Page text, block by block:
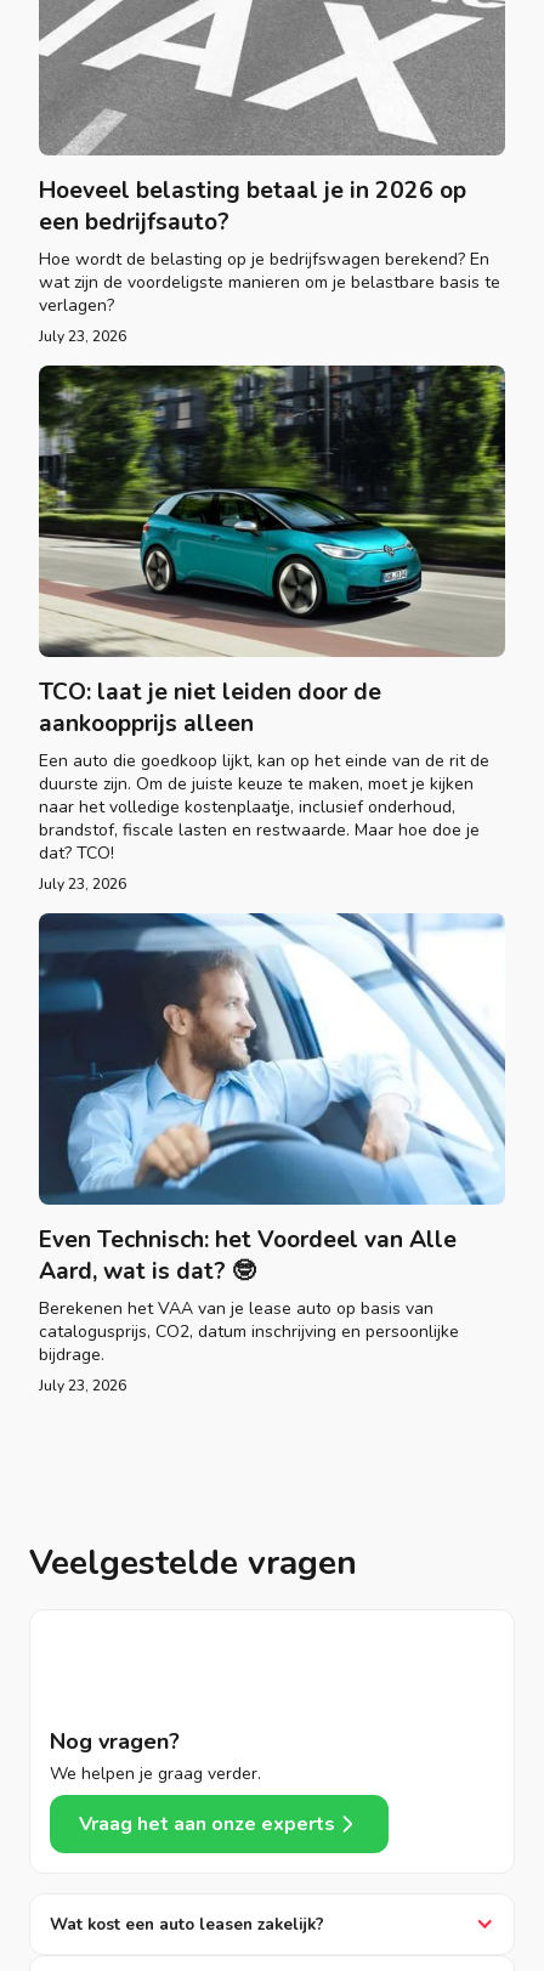
Hoeveel belasting betaal je in 2026 op
een bedrijfsauto?
Hoe wordt de belasting op je bedrijfswagen berekend? En
wat zijn de voordeligste manieren om je belastbare basis te
verlagen?
July 23, 2026
TCO: laat je niet leiden door de
aankoopprijs alleen
Een auto die goedkoop lijkt, kan op het einde van de rit de
duurste zijn. Om de juiste keuze te maken, moet je kijken
naar het volledige kostenplaatje, inclusief onderhoud,
brandstof, fiscale lasten en restwaarde. Maar hoe doe je
dat? TCO!
July 23, 2026
Even Technisch: het Voordeel van Alle
Aard, wat is dat? 🤓
Berekenen het VAA van je lease auto op basis van
catalogusprijs, CO2, datum inschrijving en persoonlijke
bijdrage.
July 23, 2026
Veelgestelde vragen
Nog vragen?
We helpen je graag verder.
Vraag het aan onze experts
Wat kost een auto leasen zakelijk?